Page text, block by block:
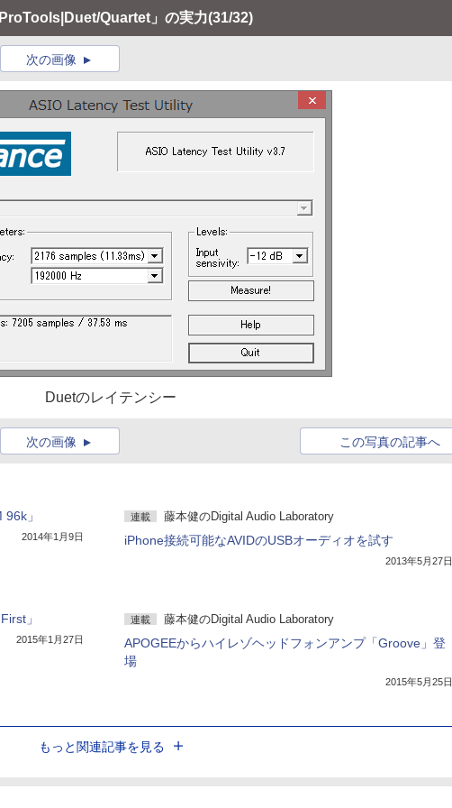
Quartet」の実力(31/32)
次の画像
Duetのレイテンシー
この写真の記事へ
次の画像
」
2014年1月9日
連載 藤本健のDigital Audio Laboratory
iPhone接続可能なAVIDのUSBオーディオを試す
2013年5月27日
」
2015年1月27日
連載 藤本健のDigital Audio Laboratory
APOGEEからハイレゾヘッドフォンアンプ「Groove」登
場
2015年5月25日
もっと関連記事を見る